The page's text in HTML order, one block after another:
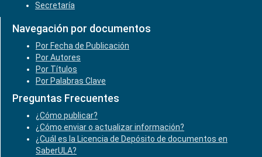
Secretaría
Navegación por documentos
Por Fecha de Publicación
Por Autores
Por Títulos
Por Palabras Clave
Preguntas Frecuentes
¿Cómo publicar?
¿Cómo enviar o actualizar información?
¿Cuál es la Licencia de Depósito de documentos en
SaberULA?